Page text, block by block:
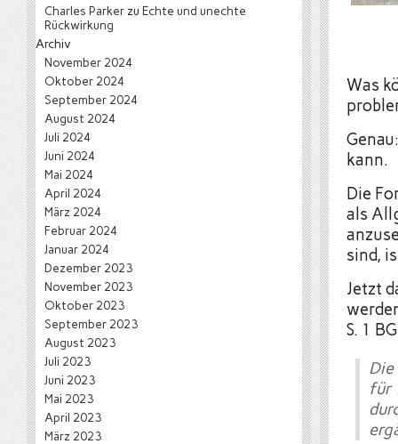
Was
kann.
Die
als
sind,
Jetzt
S. 1
für
Charles Parker zu Echte und unechte
Rückwirkung
Archiv
November 2024
Oktober 2024
September 2024
August 2024
Juli 2024
Juni 2024
Mai 2024
April 2024
März 2024
Februar 2024
Januar 2024
Dezember 2023
November 2023
Oktober 2023
September 2023
August 2023
Juli 2023
Juni 2023
Mai 2023
April 2023
März 2023